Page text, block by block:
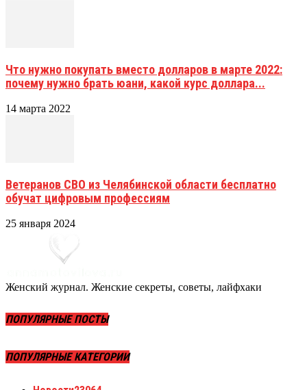
Что нужно покупать вместо долларов в марте 2022:
почему нужно брать юани, какой курс доллара...
14 марта 2022
Ветеранов СВО из Челябинской области бесплатно
обучат цифровым профессиям
25 января 2024
Женский журнал. Женские секреты, советы, лайфхаки
ПОПУЛЯРНЫЕ ПОСТЫ
ПОПУЛЯРНЫЕ КАТЕГОРИИ